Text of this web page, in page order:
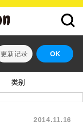
更新记录 OK
类别
2014.11.16